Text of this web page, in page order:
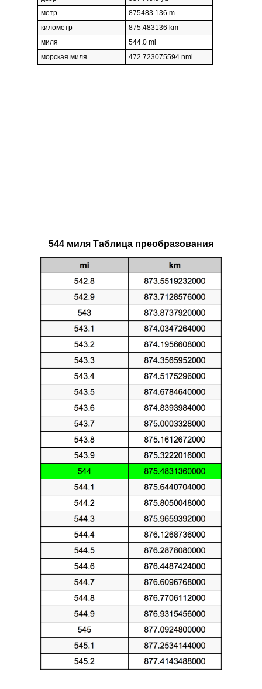
метр
875483.136 m
километр
875.483136 km
миля
544.0 mi
морская миля
472.723075594 nmi
544 миля Таблица преобразования